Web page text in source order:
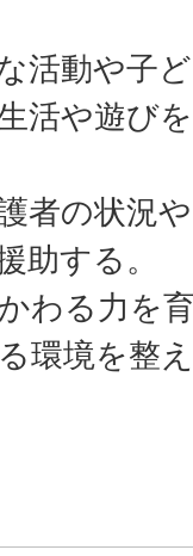
活動や子
活や遊び
者の状況
助する。
わる力を
環境を整